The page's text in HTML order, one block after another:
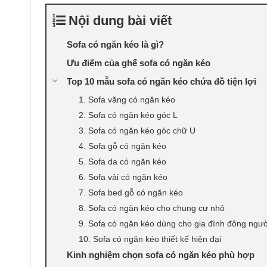
Nội dung bài viết
Sofa có ngăn kéo là gì?
Ưu điểm của ghế sofa có ngăn kéo
Top 10 mẫu sofa có ngăn kéo chứa đồ tiện lợi
1. Sofa văng có ngăn kéo
2. Sofa có ngăn kéo góc L
3. Sofa có ngăn kéo góc chữ U
4. Sofa gỗ có ngăn kéo
5. Sofa da có ngăn kéo
6. Sofa vải có ngăn kéo
7. Sofa bed gỗ có ngăn kéo
8. Sofa có ngăn kéo cho chung cư nhỏ
9. Sofa có ngăn kéo dùng cho gia đình đông
10. Sofa có ngăn kéo thiết kế hiện đại
Kinh nghiệm chọn sofa có ngăn kéo phù hợp